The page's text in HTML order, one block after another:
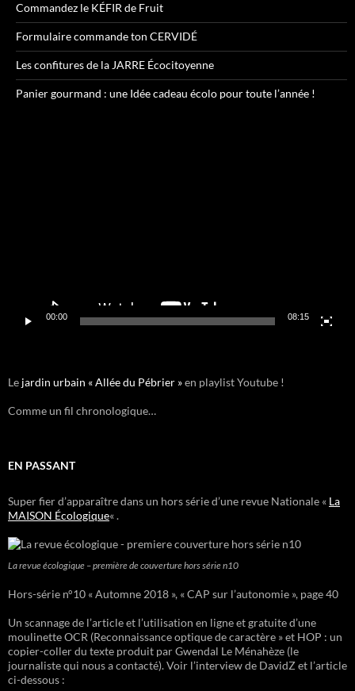
Commandez le KÉFIR de Fruit
Formulaire commande ton CERVIDÉ
Les confitures de la JARRE Écocitoyenne
Panier gourmand : une Idée cadeau écolo pour toute l’année !
00:00 08:15
Le jardin urbain « Allée du Pébrier »en playlist Youtube !
Comme un fil chronologique…
EN PASSANT
Super fier d’apparaître dans un hors série d’une revue Nationale « La
MAISON Écologique« .
La revue écologique – première de couverture hors série n10
Hors-série n°10 « Automne 2018 », « CAP sur l’autonomie », page 40
Un scannage de l’article et l’utilisation en ligne et gratuite d’une
moulinette OCR (Reconnaissance optique de caractère » et HOP : un
copier-coller du texte produit par Gwendal Le Ménahèze (le
journaliste qui nous a contacté). Voir l’interview de DavidZ et l’article
ci-dessous :